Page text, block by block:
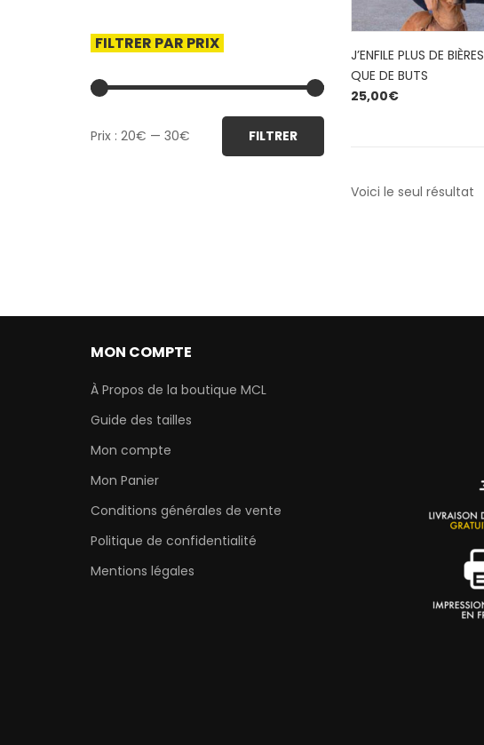
FILTRER PAR PRIX
min
max
FILTRER
Prix : 20€ — 30€
J’ENFILE PLUS DE BIÈRES
QUE DE BUTS
25,00€
Voici le seul résultat
MON COMPTE
À Propos de la boutique MCL
Guide des tailles
Mon compte
Mon Panier
Conditions générales de vente
Politique de confidentialité
Mentions légales